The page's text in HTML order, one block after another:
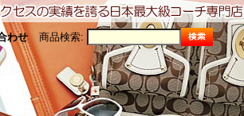
わせ 商品検索: